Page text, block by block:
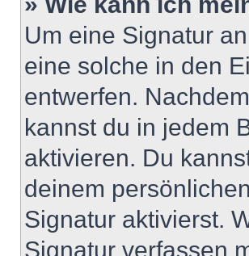
Um eine Signatur
eine solche in den
entwerfen.
kannst du in jedem
aktivieren. Du
deinem
Signatur aktivierst.
Signatur verfassen